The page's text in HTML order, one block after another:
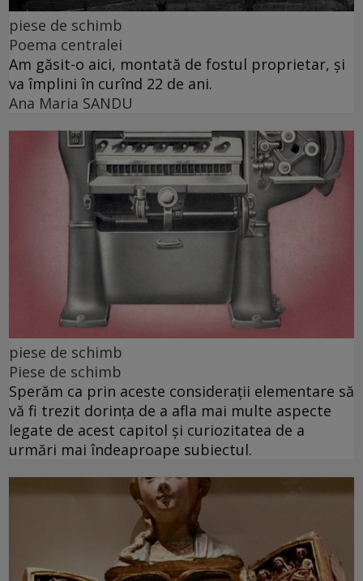
piese de schimb
Poema centralei
Am găsit-o aici, montată de fostul proprietar, și
va împlini în curînd 22 de ani.
Ana Maria SANDU
piese de schimb
Piese de schimb
Sperăm ca prin aceste considerații elementare să
vă fi trezit dorința de a afla mai multe aspecte
legate de acest capitol și curiozitatea de a
urmări mai îndeaproape subiectul.